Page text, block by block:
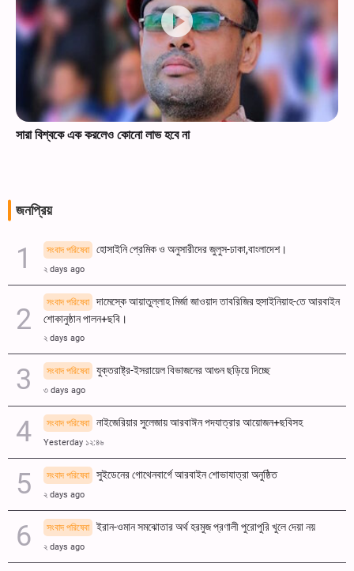
সারা বিশ্বকে এক করলেও কোনো লাভ হবে না
জনপ্রিয়
সংবাদ পরিষেবা হোসাইনি প্রেমিক ও অনুসারীদের জুলুস-ঢাকা,বাংলাদেশ।
২ days ago
সংবাদ পরিষেবা
দামেস্কে আয়াতুল্লাহ মির্জা জাওয়াদ তাবরিজির হুসাইনিয়াহ-তে আরবাইন
শোকানুষ্ঠান পালন+ছবি।
২ days ago
সংবাদ পরিষেবা যুক্তরাষ্ট্র-ইসরায়েল বিভাজনের আগুন ছড়িয়ে দিচ্ছে
৩ days ago
সংবাদ পরিষেবা নাইজেরিয়ার সুলেজায় আরবাঈন পদযাত্রার আয়োজন+ছবিসহ
Yesterday ১২:৪৬
সংবাদ পরিষেবা সুইডেনের গোথেনবার্গে আরবাইন শোভাযাত্রা অনুষ্ঠিত
২ days ago
সংবাদ পরিষেবা ইরান-ওমান সমঝোতার অর্থ হরমুজ প্রণালী পুরোপুরি খুলে দেয়া নয়
২ days ago